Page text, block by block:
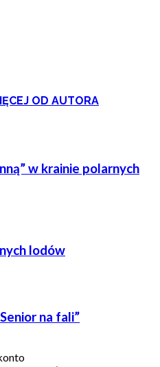
OD AUTORA
w krainie polarnych
lodów
na fali”